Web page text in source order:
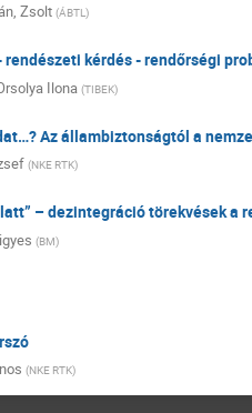
Zsolt (ÁBTL)
kérdés - rendőrségi
Ilona (TIBEK)
Az állambiztonságtól a
(NKE RTK)
– dezintegráció törekvések a
(BM)
(NKE RTK)